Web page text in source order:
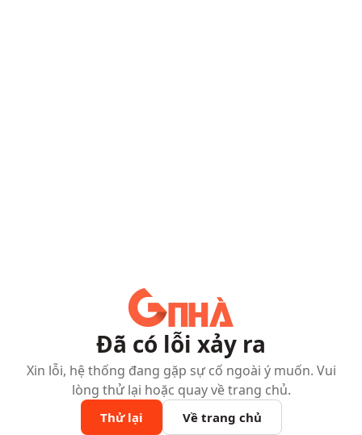
Đã có lỗi xảy ra
Xin lỗi, hệ thống đang gặp sự cố ngoài ý muốn. Vui
lòng thử lại hoặc quay về trang chủ.
Thử lại Về trang chủ